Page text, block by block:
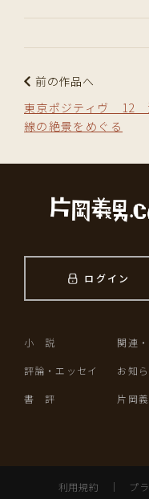
前の作品へ
東京ポジティヴ 12
線の絶景をめぐる
ログイン
小 説
評論・エッセイ
書 評
関連
お知
片岡
利用規約 ｜ プ